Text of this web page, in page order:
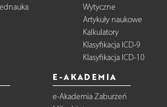
Wytyczne
Artykuły naukowe
Kalkulatory
Klasyfikacja ICD-9
Klasyfikacja ICD-10
E-AKADEMIA
e-Akademia Zaburzeń